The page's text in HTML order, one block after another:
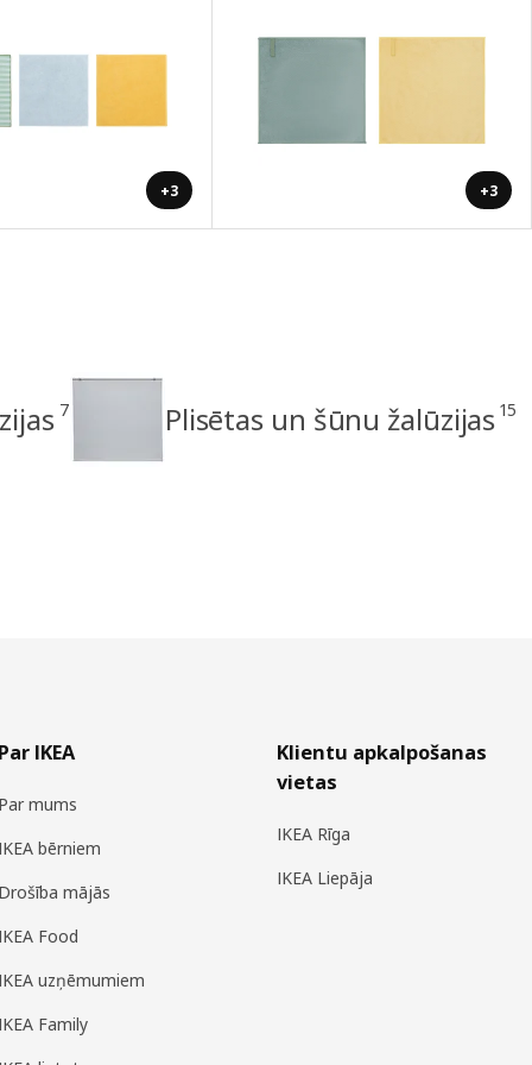
+3 +3
7 Plisētas un šūnu žalūzijas 15
Par IKEA
Par mums
IKEA bērniem
Drošība mājās
IKEA Food
IKEA uzņēmumiem
IKEA Family
Klientu apkalpošanas
vietas
IKEA Rīga
IKEA Liepāja